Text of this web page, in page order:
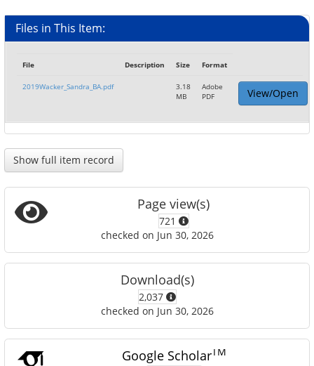
Files in This Item:
File Description Size Format
2019Wacker_Sandra_BA.pdf
3.18
MB
Adobe
PDF
View/Open
Show full item record
Page view(s)
721
checked on Jun 30, 2026
Download(s)
2,037
checked on Jun 30, 2026
Google ScholarTM